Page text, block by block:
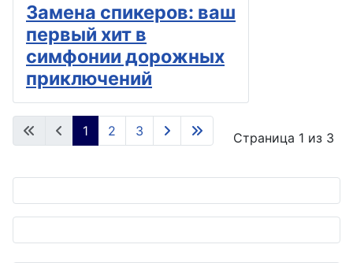
Замена спикеров: ваш
первый хит в
симфонии дорожных
приключений
Страница 1 из 3
1 2 3